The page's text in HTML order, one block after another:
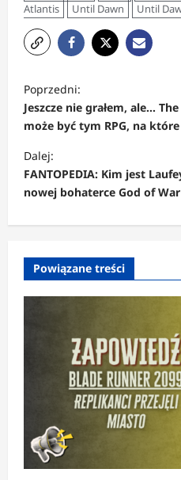
Atlantis
Until Dawn Until
o
b
a
c
z
w
i
s
Poprzedni:
Jeszcze nie grałem, ale…
może być tym RPG, na
Dalej:
FANTOPEDIA: Kim jest
nowej bohaterce God of War
Powiązane treści